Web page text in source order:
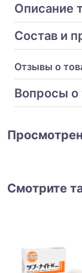
Описание
Состав и
Отзывы о
Вопросы о
Смотрите